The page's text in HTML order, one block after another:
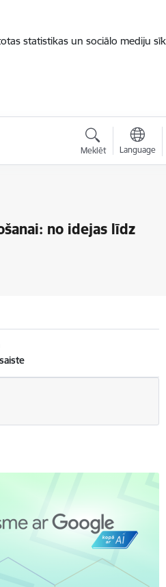
statistikas un sociālo mediju
Meklēt Language
no idejas līdz